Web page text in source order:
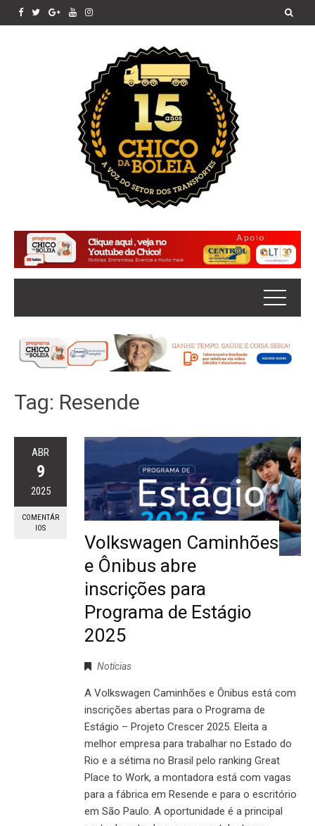
Tag: Resende
ABR
9
2025
COMENTÁR
IOS
Volkswagen Caminhões
e Ônibus abre
inscrições para
Programa de Estágio
2025
Notícias
A Volkswagen Caminhões e Ônibus está com
inscrições abertas para o Programa de
Estágio – Projeto Crescer 2025. Eleita a
melhor empresa para trabalhar no Estado do
Rio e a sétima no Brasil pelo ranking Great
Place to Work, a montadora está com vagas
para a fábrica em Resende e para o escritório
em São Paulo. A oportunidade é a principal